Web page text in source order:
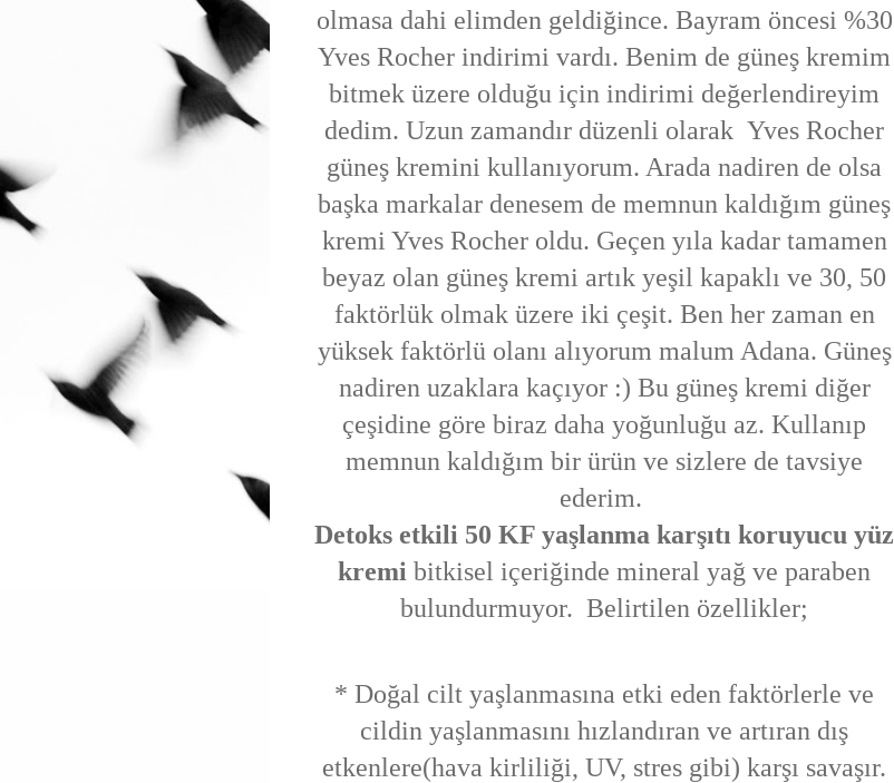
olmasa dahi elimden geldiğince. Bayram öncesi %30
Yves Rocher indirimi vardı. Benim de güneş kremim
bitmek üzere olduğu için indirimi değerlendireyim
dedim. Uzun zamandır düzenli olarak Yves Rocher
güneş kremini kullanıyorum. Arada nadiren de olsa
başka markalar denesem de memnun kaldığım güneş
kremi Yves Rocher oldu. Geçen yıla kadar tamamen
beyaz olan güneş kremi artık yeşil kapaklı ve 30, 50
faktörlük olmak üzere iki çeşit. Ben her zaman en
yüksek faktörlü olanı alıyorum malum Adana. Güneş
nadiren uzaklara kaçıyor :) Bu güneş kremi diğer
çeşidine göre biraz daha yoğunluğu az. Kullanıp
memnun kaldığım bir ürün ve sizlere de tavsiye
ederim.
Detoks etkili 50 KF yaşlanma karşıtı koruyucu yüz
kremi bitkisel içeriğinde mineral yağ ve paraben
bulundurmuyor. Belirtilen özellikler;
* Doğal cilt yaşlanmasına etki eden faktörlerle ve
cildin yaşlanmasını hızlandıran ve artıran dış
etkenlere(hava kirliliği, UV, stres gibi) karşı savaşır.